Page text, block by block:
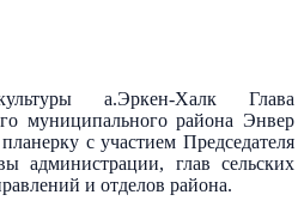
а.Эркен-Халк Глава
муниципального района Энвер
с участием Председателя
администрации, глав сельских
и отделов района.